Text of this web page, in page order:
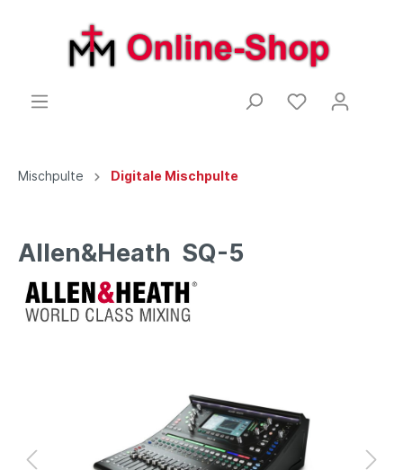
Mischpulte Digitale Mischpulte
Allen&Heath SQ-5